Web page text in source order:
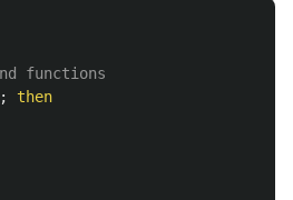
functions
;
then